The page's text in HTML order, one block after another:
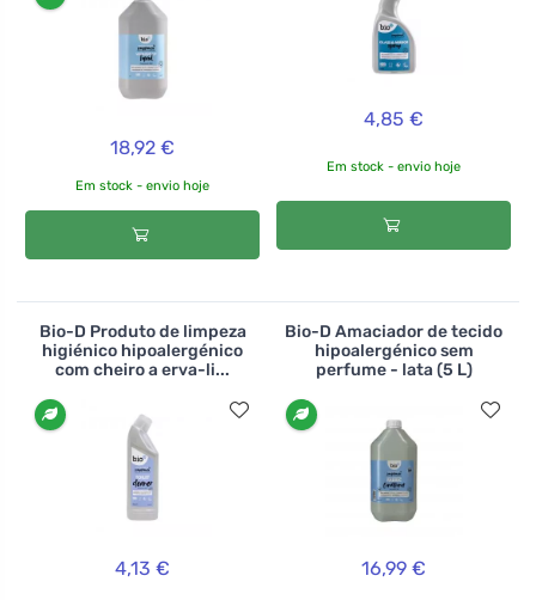
18,92 €
Em stock - envio hoje
4,85 €
Em stock - envio hoje
Bio-D Produto de limpeza
higiénico hipoalergénico
com cheiro a erva-li...
4,13 €
Bio-D Amaciador de tecido
hipoalergénico sem
perfume - lata (5 L)
16,99 €